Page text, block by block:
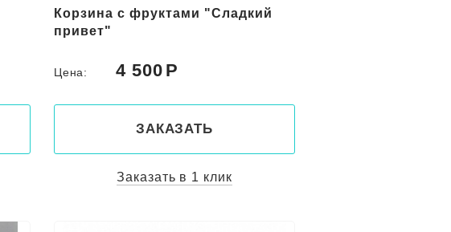
Корзина с фруктами "Сладкий
привет"
Цена: 4 500
ЗАКАЗАТЬ
Заказать в 1 клик